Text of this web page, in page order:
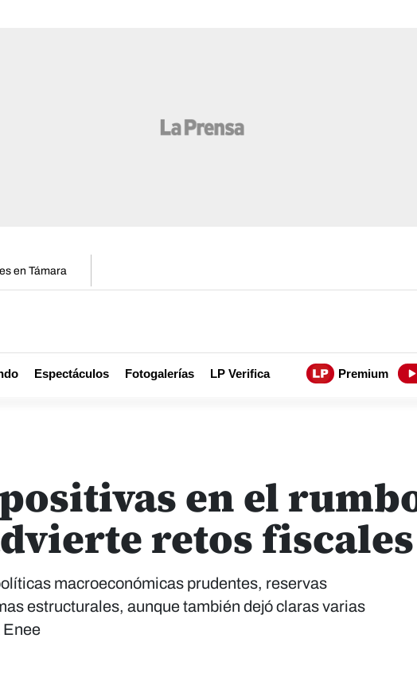
en Támara
Espectáculos Fotogalerías LP Verifica Premium
en el
retos fiscales
macroeconómicas prudentes, reservas
estructurales, aunque también dejó claras varias
Enee